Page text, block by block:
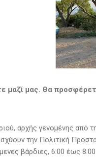
μαζί μας. Θα
αρχής γενομένης από
την Πολιτική
βάρδιες, 6.00 έως